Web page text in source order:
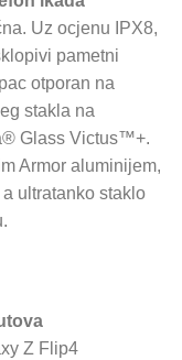
Uz ocjenu IPX8,
pametni
otporan na
stakla na
Glass Victus™+.
Armor aluminijem,
ultratanko staklo
Z Flip4